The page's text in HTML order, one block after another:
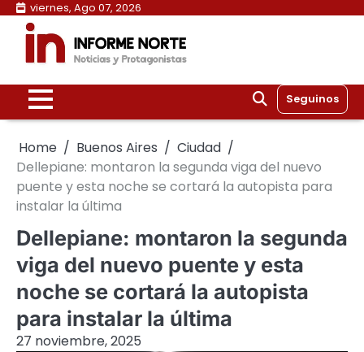
Skip
content
viernes, Ago 07, 2026
Seguinos
Home Buenos Aires
Ciudad
Dellepiane: montaron la segunda viga del nuevo
puente y esta noche se cortará la autopista para
instalar la última
Dellepiane: montaron la segunda
viga del nuevo puente y esta
noche se cortará la autopista
para instalar la última
27 noviembre, 2025